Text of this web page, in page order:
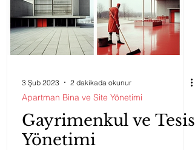
3 Şub 2023 2 dakikada okunur
Apartman Bina ve Site Yönetimi
Gayrimenkul ve Tesis
Yönetimi